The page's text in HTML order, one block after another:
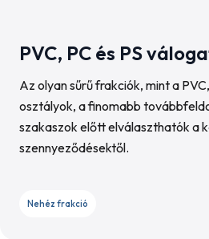
PVC, PC és PS
Az olyan sűrű frakciók, mint a
osztályok, a finomabb
szakaszok előtt elválaszthatók a
szennyeződésektől.
Nehéz frakció